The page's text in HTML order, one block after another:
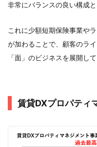
非常にバランスの良い構成と
これに少額短期保険事業や
が加わることで、顧客のラ
「面」のビジネスを展開して
賃貸DXプロパティ